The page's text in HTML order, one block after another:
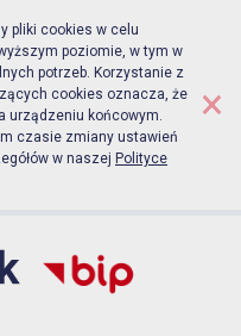
pliki cookies w celu
poziomie, w tym w
potrzeb. Korzystanie z
cookies oznacza, że
urządzeniu końcowym.
czasie zmiany ustawień
w naszej Polityce
×